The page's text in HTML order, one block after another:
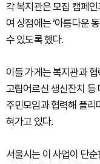
각 복지관은 모집 캠페
여 상점에는 ‘아름다운
수 있도록 했다.
이들 가게는 복지관과
고립어르신 생신잔치 등
주민모임과 협력해 플리
혀가고 있다.
서울시는 이 사업이 단